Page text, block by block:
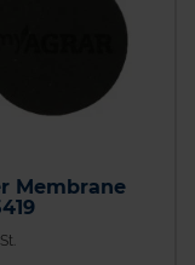
Membrane